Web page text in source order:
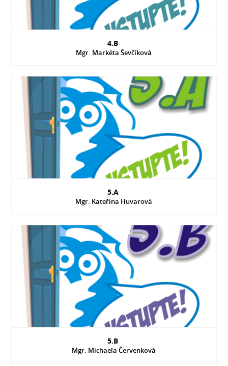
4.B
Mgr. Markéta Ševčíková
5.A
Mgr. Kateřina Huvarová
5.B
Mgr. Michaela Červenková